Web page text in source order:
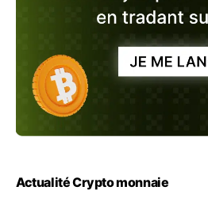
Actualité Crypto monnaie